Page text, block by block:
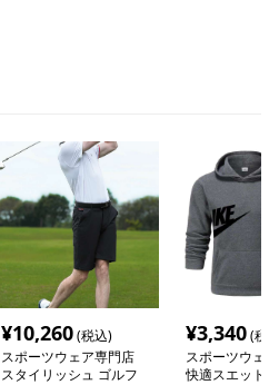
¥10,260(税込)
スポーツウェア専門店
スタイリッシュ ゴルフ
¥3,340(税
スポーツウェ
快適スエット